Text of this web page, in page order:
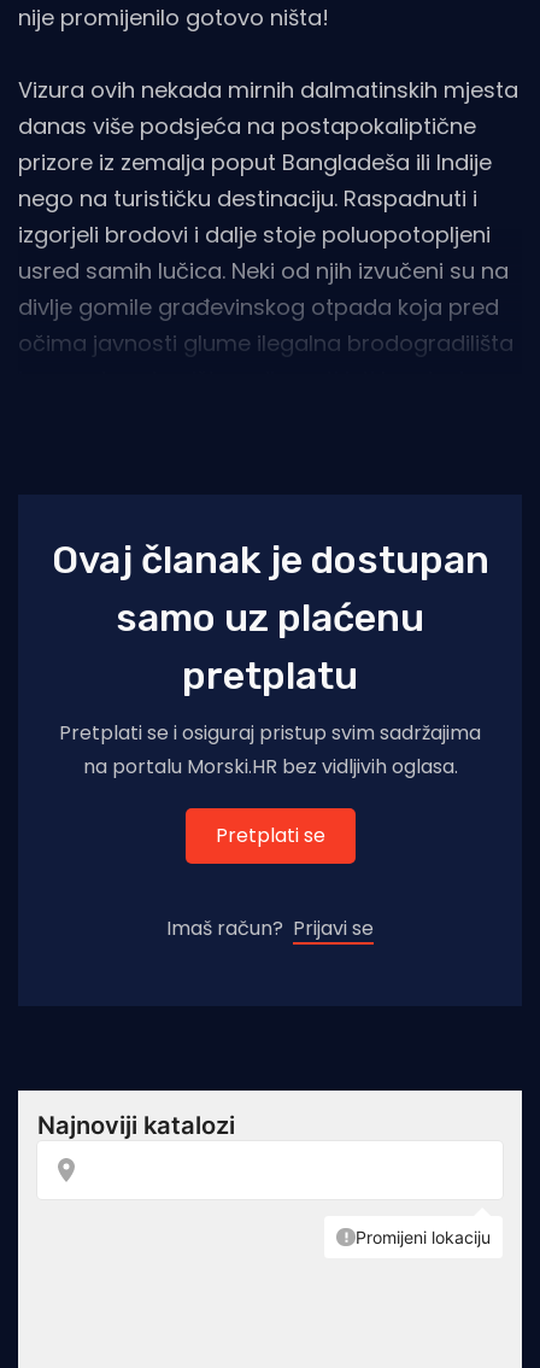
nije promijenilo gotovo ništa!
Vizura ovih nekada mirnih dalmatinskih mjesta
danas više podsjeća na postapokaliptične
prizore iz zemalja poput Bangladeša ili Indije
nego na turističku destinaciju. Raspadnuti i
izgorjeli brodovi i dalje stoje poluopotopljeni
usred samih lučica. Neki od njih izvučeni su na
divlje gomile građevinskog otpada koja pred
očima javnosti glume ilegalna brodogradilišta
Ovaj članak je dostupan
samo uz plaćenu
pretplatu
Pretplati se i osiguraj pristup svim sadržajima
na portalu Morski.HR bez vidljivih oglasa.
Pretplati se
Imaš račun? Prijavi se